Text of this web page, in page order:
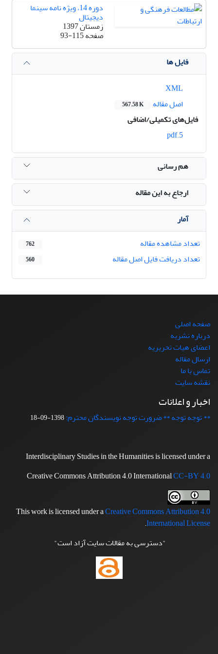
دوره 14، ویژه نامه سینما
دیجیتال
زمستان 1397
صفحه93-115
فایل ها
اصل مقاله
567.58 K
فایل‌های تکمیلی/اضافی
هم رسانی
ارجاع به این مقاله
آمار
تعداد مشاهده مقاله
762
تعداد دریافت فایل اصل مقاله 560
صفحه اصلی
درباره نشریه
اعضای هیات تحریریه
ارسال مقاله
تماس با ما
نقشه سایت
اخبار و اعلانات
** توجه توجه ** ضرورت توجه نویسندگان محترم:1398-09-18
Interdisciplinary Studies in the Humanities is licensed under a
Creative Commons Attribution 4.0 InternationalCC-BY 4.0
This work is licensed under aCreative Commons Attribution 4.0
International License
.
"دسترسی به مقالات سایت آزاد است"